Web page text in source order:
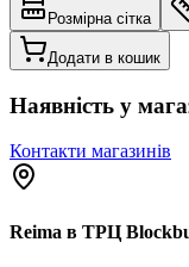
Розмірна сітка
Додати в кошик
Наявність у
Контакти магазинів
Reima в ТРЦ